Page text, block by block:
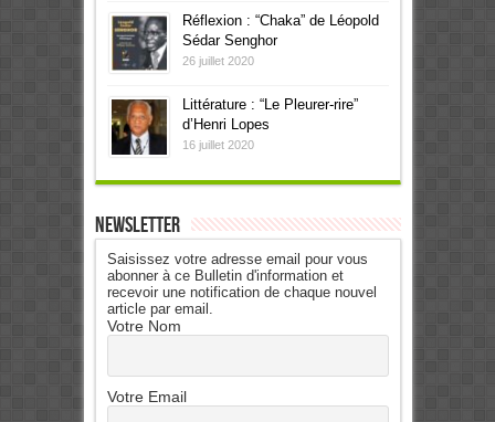
Réflexion : “Chaka” de Léopold
Sédar Senghor
26 juillet 2020
Littérature : “Le Pleurer-rire”
d’Henri Lopes
16 juillet 2020
Newsletter
Saisissez votre adresse email pour vous
abonner à ce Bulletin d'information et
recevoir une notification de chaque nouvel
article par email.
Votre Nom
Votre Email